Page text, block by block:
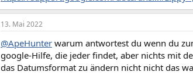
13. Mai 2022
@ApeHunter warum antwortest du wenn du
google-Hilfe, die jeder findet, aber nichts mit
das Datumsformat zu ändern nicht nicht das